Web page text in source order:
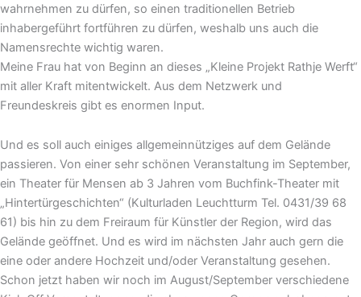
wahrnehmen zu dürfen, so einen traditionellen Betrieb
inhabergeführt fortführen zu dürfen, weshalb uns auch die
Namensrechte wichtig waren.
Meine Frau hat von Beginn an dieses „Kleine Projekt Rathje Werft“
mit aller Kraft mitentwickelt. Aus dem Netzwerk und
Freundeskreis gibt es enormen Input.
Und es soll auch einiges allgemeinnütziges auf dem Gelände
passieren. Von einer sehr schönen Veranstaltung im September,
ein Theater für Mensen ab 3 Jahren vom Buchfink-Theater mit
„Hintertürgeschichten“ (Kulturladen Leuchtturm Tel. 0431/39 68
61) bis hin zu dem Freiraum für Künstler der Region, wird das
Gelände geöffnet. Und es wird im nächsten Jahr auch gern die
eine oder andere Hochzeit und/oder Veranstaltung gesehen.
Schon jetzt haben wir noch im August/September verschiedene